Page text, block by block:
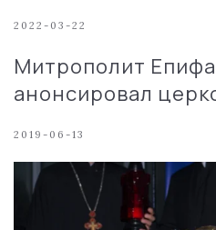
2022-03-22
Митрополит
анонсировал
2019-06-13